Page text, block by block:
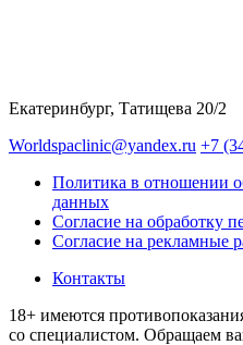
Екатеринбург, Татищева 20/2
Worldspaclinic@yandex.ru +7
Политика в отношении
данных
Согласие на обработку
Согласие на рекламные
Контакты
18+ имеются
со специалистом. Обращаем